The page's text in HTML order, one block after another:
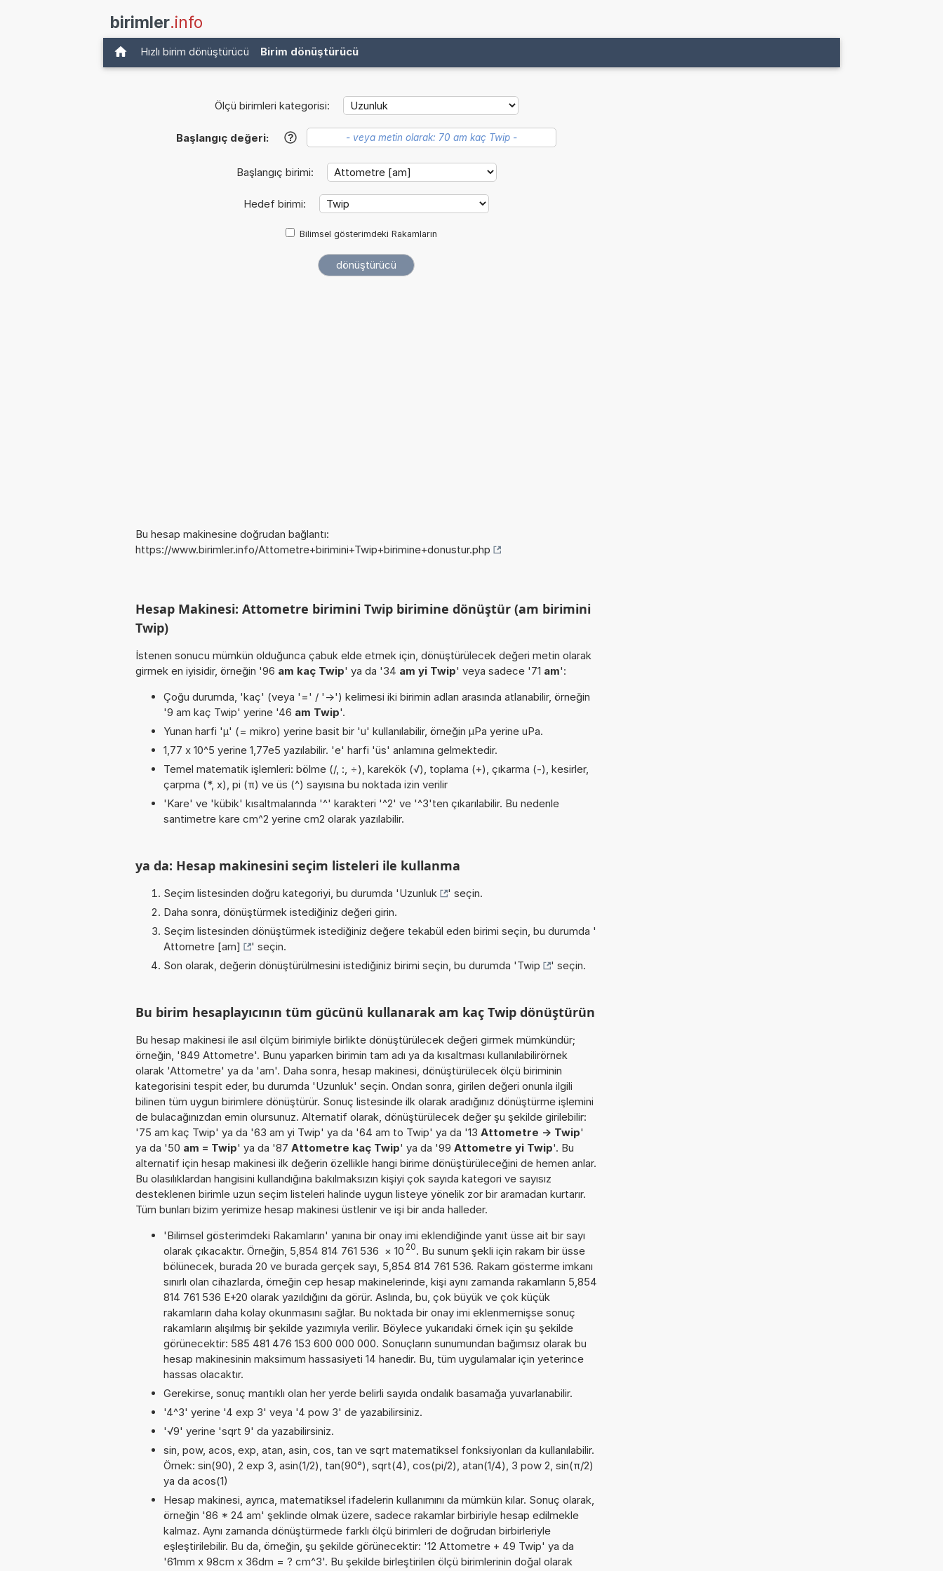
birimler.info
Hızlı birim dönüştürücü Birim dönüştürücü
Ölçü birimleri kategorisi:
Başlangıç değeri: ?
Başlangıç birimi:
Hedef birimi:
Bilimsel gösterimdeki Rakamların
Bu hesap makinesine doğrudan bağlantı:
https://www.birimler.info/Attometre+birimini+Twip+birimine+donustur.php
Hesap Makinesi: Attometre birimini Twip birimine dönüştür (am birimini
Twip)
İstenen sonucu mümkün olduğunca çabuk elde etmek için, dönüştürülecek değeri metin olarak
girmek en iyisidir, örneğin '96 am kaç Twip' ya da '34 am yi Twip' veya sadece '71 am':
Çoğu durumda, 'kaç' (veya '=' / '->') kelimesi iki birimin adları arasında atlanabilir, örneğin
'9 am kaç Twip' yerine '46 am Twip'.
Yunan harfi 'µ' (= mikro) yerine basit bir 'u' kullanılabilir, örneğin µPa yerine uPa.
1,77 x 10^5 yerine 1,77e5 yazılabilir. 'e' harfi 'üs' anlamına gelmektedir.
Temel matematik işlemleri: bölme (/, :, ÷), karekök (√), toplama (+), çıkarma (-), kesirler,
çarpma (*, x), pi (π) ve üs (^) sayısına bu noktada izin verilir
'Kare' ve 'kübik' kısaltmalarında '^' karakteri '^2' ve '^3'ten çıkarılabilir. Bu nedenle
santimetre kare cm^2 yerine cm2 olarak yazılabilir.
ya da: Hesap makinesini seçim listeleri ile kullanma
Seçim listesinden doğru kategoriyi, bu durumda 'Uzunluk
' seçin.
Daha sonra, dönüştürmek istediğiniz değeri girin.
Seçim listesinden dönüştürmek istediğiniz değere tekabül eden birimi seçin, bu durumda '
Attometre [am]
' seçin.
Son olarak, değerin dönüştürülmesini istediğiniz birimi seçin, bu durumda 'Twip ' seçin.
Bu birim hesaplayıcının tüm gücünü kullanarak am kaç Twip dönüştürün
Bu hesap makinesi ile asıl ölçüm birimiyle birlikte dönüştürülecek değeri girmek mümkündür;
örneğin, '849 Attometre'. Bunu yaparken birimin tam adı ya da kısaltması kullanılabilirörnek
olarak 'Attometre' ya da 'am'. Daha sonra, hesap makinesi, dönüştürülecek ölçü biriminin
kategorisini tespit eder, bu durumda 'Uzunluk' seçin. Ondan sonra, girilen değeri onunla ilgili
bilinen tüm uygun birimlere dönüştürür. Sonuç listesinde ilk olarak aradığınız dönüştürme işlemini
de bulacağınızdan emin olursunuz. Alternatif olarak, dönüştürülecek değer şu şekilde girilebilir:
'75 am kaç Twip' ya da '63 am yi Twip' ya da '64 am to Twip' ya da '13 Attometre -> Twip'
ya da '50 am = Twip' ya da '87 Attometre kaç Twip' ya da '99 Attometre yi Twip'. Bu
alternatif için hesap makinesi ilk değerin özellikle hangi birime dönüştürüleceğini de hemen anlar.
Bu olasılıklardan hangisini kullandığına bakılmaksızın kişiyi çok sayıda kategori ve sayısız
desteklenen birimle uzun seçim listeleri halinde uygun listeye yönelik zor bir aramadan kurtarır.
Tüm bunları bizim yerimize hesap makinesi üstlenir ve işi bir anda halleder.
'Bilimsel gösterimdeki Rakamların' yanına bir onay imi eklendiğinde yanıt üsse ait bir sayı
olarak çıkacaktır. Örneğin, 5,854 814 761 536 × 10 20. Bu sunum şekli için rakam bir üsse
bölünecek, burada 20 ve burada gerçek sayı, 5,854 814 761 536. Rakam gösterme imkanı
sınırlı olan cihazlarda, örneğin cep hesap makinelerinde, kişi aynı zamanda rakamların 5,854
814 761 536 E+20 olarak yazıldığını da görür. Aslında, bu, çok büyük ve çok küçük
rakamların daha kolay okunmasını sağlar. Bu noktada bir onay imi eklenmemişse sonuç
rakamların alışılmış bir şekilde yazımıyla verilir. Böylece yukarıdaki örnek için şu şekilde
görünecektir: 585 481 476 153 600 000 000. Sonuçların sunumundan bağımsız olarak bu
hesap makinesinin maksimum hassasiyeti 14 hanedir. Bu, tüm uygulamalar için yeterince
hassas olacaktır.
Gerekirse, sonuç mantıklı olan her yerde belirli sayıda ondalık basamağa yuvarlanabilir.
'4^3' yerine '4 exp 3' veya '4 pow 3' de yazabilirsiniz.
'√9' yerine 'sqrt 9' da yazabilirsiniz.
sin, pow, acos, exp, atan, asin, cos, tan ve sqrt matematiksel fonksiyonları da kullanılabilir.
Örnek: sin(90), 2 exp 3, asin(1/2), tan(90°), sqrt(4), cos(pi/2), atan(1/4), 3 pow 2, sin(π/2)
ya da acos(1)
Hesap makinesi, ayrıca, matematiksel ifadelerin kullanımını da mümkün kılar. Sonuç olarak,
örneğin '86 * 24 am' şeklinde olmak üzere, sadece rakamlar birbiriyle hesap edilmekle
kalmaz. Aynı zamanda dönüştürmede farklı ölçü birimleri de doğrudan birbirleriyle
eşleştirilebilir. Bu da, örneğin, şu şekilde görünecektir: '12 Attometre + 49 Twip' ya da
'61mm x 98cm x 36dm = ? cm^3'. Bu şekilde birleştirilen ölçü birimlerinin doğal olarak